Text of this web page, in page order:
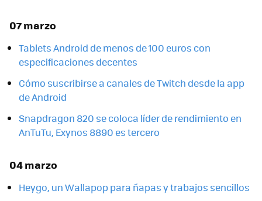
07 marzo
Tablets Android de menos de 100 euros con
especificaciones decentes
Cómo suscribirse a canales de Twitch desde la app
de Android
Snapdragon 820 se coloca líder de rendimiento en
AnTuTu, Exynos 8890 es tercero
04 marzo
Heygo, un Wallapop para ñapas y trabajos sencillos